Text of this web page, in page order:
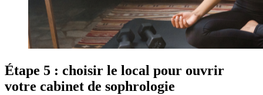
Étape 5 : choisir le local pour ouvrir
votre cabinet de sophrologie